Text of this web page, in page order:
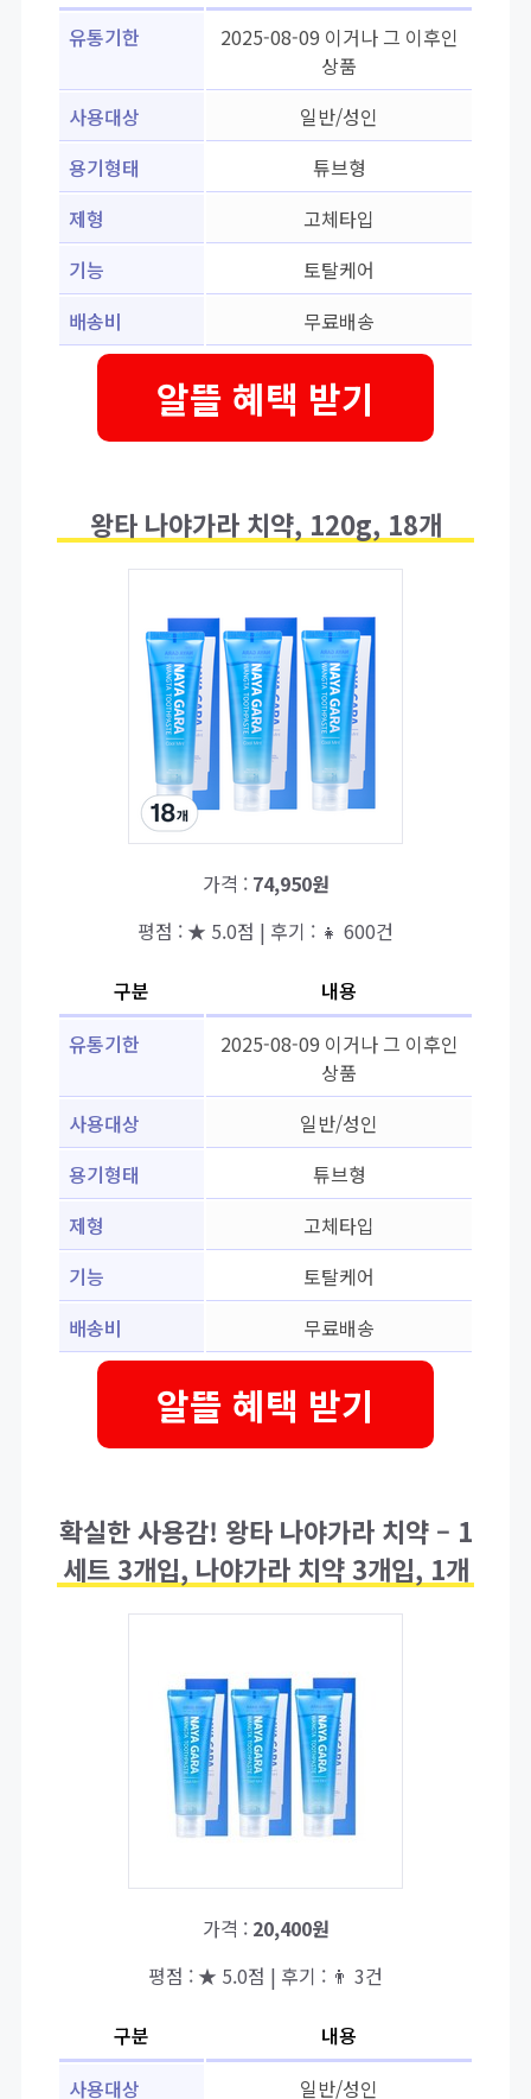
유통기한
2025-08-09 이거나 그 이후인
상품
사용대상
일반/성인
용기형태
튜브형
제형
고체타입
기능
토탈케어
배송비
무료배송
알뜰 혜택 받기
왕타 나야가라 치약, 120g, 18개
가격 : 74,950원
평점 : ★ 5.0점 | 후기 : 👧 600건
구분
내용
유통기한
2025-08-09 이거나 그 이후인
상품
사용대상
일반/성인
용기형태
튜브형
제형
고체타입
기능
토탈케어
배송비
무료배송
알뜰 혜택 받기
확실한 사용감! 왕타 나야가라 치약 – 1
세트 3개입, 나야가라 치약 3개입, 1개
가격 : 20,400원
평점 : ★ 5.0점 | 후기 : 👨‍‍ 3건
구분
내용
사용대상
일반/성인